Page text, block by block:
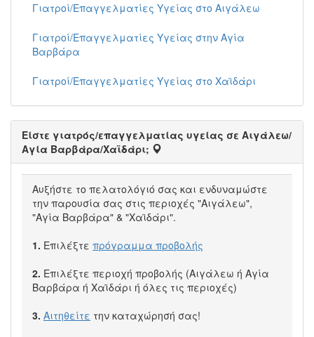
Γιατροί/Επαγγελματίες Υγείας στο Αιγάλεω
Γιατροί/Επαγγελματίες Υγείας στην Αγία
Βαρβάρα
Γιατροί/Επαγγελματίες Υγείας στο Χαϊδάρι
Είστε γιατρός/επαγγελματίας υγείας σε Αιγάλεω/
Αγία Βαρβάρα/Χαϊδάρι;
Αυξήστε το πελατολόγιό σας και ενδυναμώστε
την παρουσία σας στις περιοχές "Αιγάλεω",
"Αγία Βαρβάρα" & "Χαϊδάρι".
1. Επιλέξτε πρόγραμμα προβολής
2. Επιλέξτε περιοχή προβολής (Αιγάλεω ή Αγία
Βαρβάρα ή Χαϊδάρι ή όλες τις περιοχές)
3. Αιτηθείτε την καταχώρησή σας!